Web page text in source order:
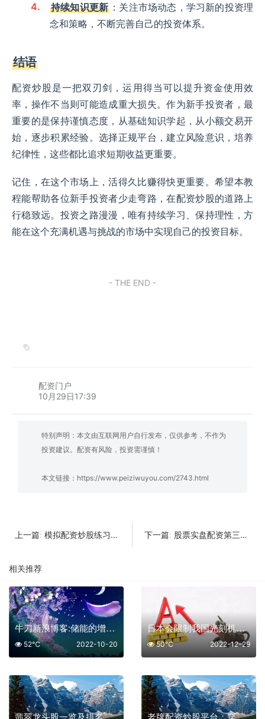
持续知识更新 ：关注市场动态，学习新的投资理
念和策略，不断完善自己的投资体系。
结语
配资炒股是一把双刃剑，运用得当可以提升资金使用效
率，操作不当则可能造成重大损失。作为新手投资者，最
重要的是保持谨慎态度，从基础知识学起，从小额交易开
始，逐步积累经验。选择正规平台，建立风险意识，培养
纪律性，这些都比追求短期收益更重要。
记住，在这个市场上，活得久比赚得快更重要。希望本教
程能帮助各位新手投资者少走弯路，在配资炒股的道路上
行稳致远。投资之路漫漫，唯有持续学习、保持理性，方
能在这个充满机遇与挑战的市场中实现自己的投资目标。
- THE END -
配资门户
10月29日17:39
特别声明：本文由互联网用户自行发布，仅供参考，不作为
投资建议。配资有风险，投资需谨慎！
本文链接： https://www.peiziwuyou.com/2743.html
上一篇: 模拟配资炒股练习平台 下一篇: 股票实盘配资第三方支付托管：风险与合规的深度解析
相关推荐
牛刀新浪博客:储能的增速为什么这么快
2022-10-20
52℃
日本会限制我国光刻机出口吗
2022-12-29
50℃
翡翠龙头股一览及排名 老牌配资炒股平台：穿越周期的稳健之选